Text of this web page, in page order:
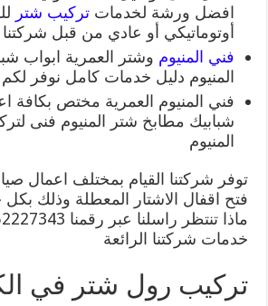
افضل ورشة لخدماتتركيب شتر
أوتوماتيكي أو عادي من قبل شركتنا
فني المنيوم وشتر العمرية ابواب
المنيوم دليل خدمات كامل نوفر لكم
فني المنيوم العمرية مختص بكافة
شبابيك مطابخ شتر المنيوم فنى
المنيوم
توفر شركتنا القيام بمختلف اعمال
فتح اقفال الاشتار المعطلة وذلك
خدمات شركتنا الرائعة
تركيب رول شتر في